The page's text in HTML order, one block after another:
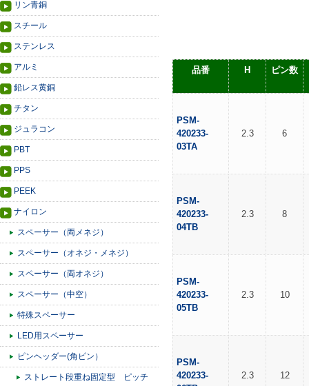
リン青銅
スチール
ステンレス
アルミ
鉛レス黄銅
チタン
ジュラコン
PBT
PPS
PEEK
ナイロン
スペーサー（両メネジ）
スペーサー（オネジ・メネジ）
スペーサー（両オネジ）
スペーサー（中空）
特殊スペーサー
LED用スペーサー
ピンヘッダー(角ピン）
ストレート段重ね固定型 ピッチ
品番 H ピン数
PSM-
420233-
03TA
2.3 6
PSM-
420233-
04TB
2.3 8
PSM-
420233-
05TB
2.3 10
PSM-
420233-
2.3 12